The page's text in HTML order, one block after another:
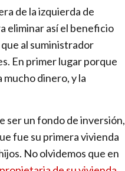
de la izquierda de
eliminar así el beneficio
al suministrador
En primer lugar porque
dinero, y la
ser un fondo de inversión,
fue su primera vivienda
No olvidemos que en